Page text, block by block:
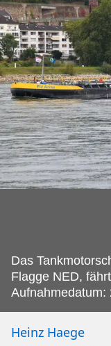
Das
Flagge NED,
Aufnahmedatum:
Heinz Haege